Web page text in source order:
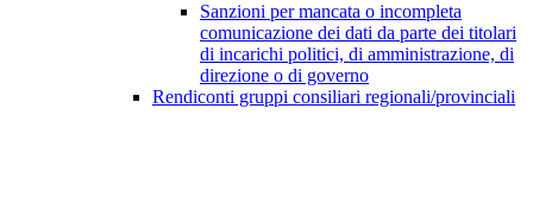
Sanzioni per mancata o incompleta
comunicazione dei dati da parte dei titolari
di incarichi politici, di amministrazione, di
direzione o di governo
Rendiconti gruppi consiliari regionali/provinciali